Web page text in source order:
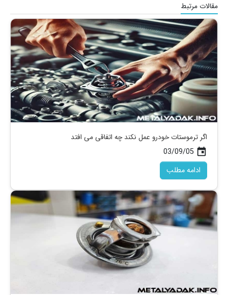
مقالات مرتبط
اگر ترموستات خودرو عمل نکند چه اتفاقی می افتد
today
ادامه مطلب